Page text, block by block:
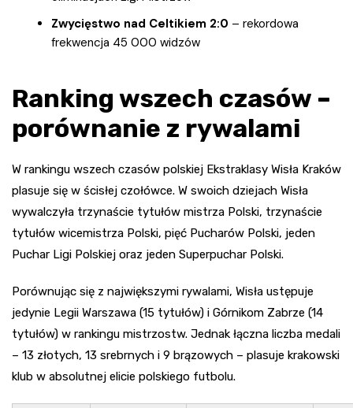
Zwycięstwo nad Celtikiem 2:0 – rekordowa
frekwencja 45 000 widzów
Ranking wszech czasów –
porównanie z rywalami
W rankingu wszech czasów polskiej Ekstraklasy Wisła Kraków
plasuje się w ścisłej czołówce. W swoich dziejach Wisła
wywalczyła trzynaście tytułów mistrza Polski, trzynaście
tytułów wicemistrza Polski, pięć Pucharów Polski, jeden
Puchar Ligi Polskiej oraz jeden Superpuchar Polski.
Porównując się z największymi rywalami, Wisła ustępuje
jedynie Legii Warszawa (15 tytułów) i Górnikom Zabrze (14
tytułów) w rankingu mistrzostw. Jednak łączna liczba medali
– 13 złotych, 13 srebrnych i 9 brązowych – plasuje krakowski
klub w absolutnej elicie polskiego futbolu.